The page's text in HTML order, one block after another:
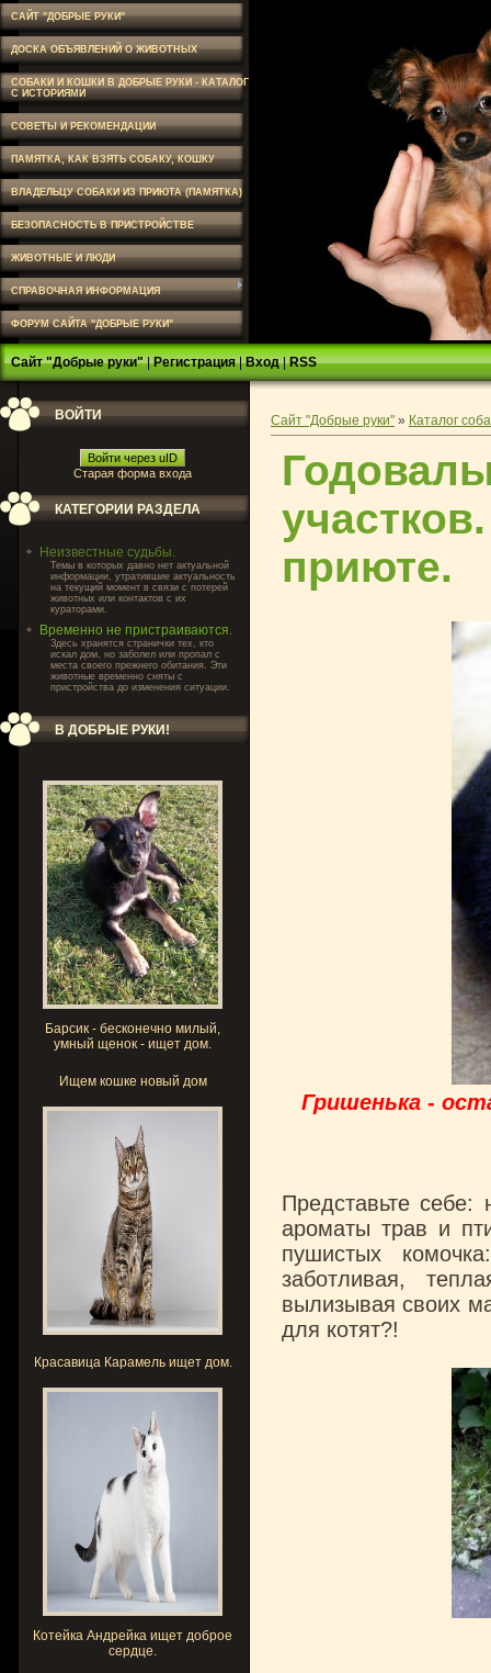
САЙТ "ДОБРЫЕ РУКИ"
ДОСКА ОБЪЯВЛЕНИЙ О ЖИВОТНЫХ
СОБАКИ И КОШКИ В ДОБРЫЕ РУКИ - КАТАЛОГ
С ИСТОРИЯМИ
СОВЕТЫ И РЕКОМЕНДАЦИИ
ПАМЯТКА, КАК ВЗЯТЬ СОБАКУ, КОШКУ
ВЛАДЕЛЬЦУ СОБАКИ ИЗ ПРИЮТА (ПАМЯТКА)
БЕЗОПАСНОСТЬ В ПРИСТРОЙСТВЕ
ЖИВОТНЫЕ И ЛЮДИ
СПРАВОЧНАЯ ИНФОРМАЦИЯ
ФОРУМ САЙТА "ДОБРЫЕ РУКИ"
Сайт "Добрые руки"|Регистрация|Вход|RSS
ВОЙТИ
Войти через uID
Старая форма входа
КАТЕГОРИИ РАЗДЕЛА
Неизвестные судьбы.
Темы в которых давно нет актуальной
информации, утратившие актуальность
на текущий момент в связи с потерей
животных или контактов с их
кураторами.
Временно не пристраиваются.
Здесь хранятся странички тех, кто
искал дом, но заболел или пропал с
места своего прежнего обитания. Эти
животные временно сняты с
пристройства до изменения ситуации.
В ДОБРЫЕ РУКИ!
Барсик - бесконечно милый,
умный щенок - ищет дом.
Ищем кошке новый дом
Красавица Карамель ищет дом.
Котейка Андрейка ищет доброе
сердце.
Сайт "Добрые руки" » Каталог
приюте.
Гришенька -
Представьте
ароматы трав и
пушистых
заботливая,
вылизывая своих
для котят?!